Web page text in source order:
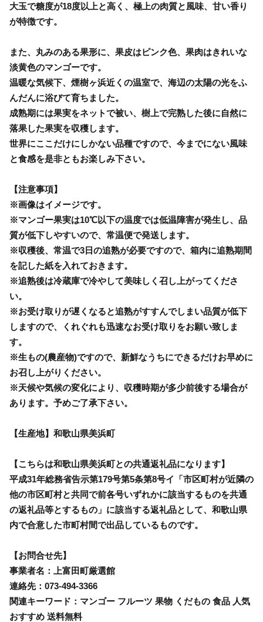
大玉で糖度が18度以上と高く、極上の肉質と風味、甘い香り
が特徴です。
また、丸みのある果形に、果皮はピンク色、果肉はきれいな
淡黄色のマンゴーです。
温暖な気候下、煙樹ヶ浜近くの温室で、海辺の太陽の光をふ
んだんに浴びて育ちました。
成熟期には果実をネットで被い、樹上で完熟した後に自然に
落果した果実を収穫します。
世界にここだけにしかない品種ですので、今までにない風味
と食感を是非ともお楽しみ下さい。
【注意事項】
※画像はイメージです。
※マンゴー果実は10℃以下の温度では低温障害が発生し、品
質が低下しやすいので、常温便で発送します。
※収穫後、常温で3日の追熟が必要ですので、箱内に追熟期間
を記した紙を入れておきます。
※追熟後は冷蔵庫で冷やして美味しく召し上がってくださ
い。
※お受け取りが遅くなると追熟がすすんでしまい品質が低下
しますので、くれぐれも迅速なお受け取りをお願い致しま
す。
※生もの(農産物)ですので、新鮮なうちにできるだけお早めに
お召し上がりください。
※天候や気候の変化により、収穫時期が多少前後する場合が
あります。予めご了承下さい。
【生産地】和歌山県美浜町
【こちらは和歌山県美浜町との共通返礼品になります】
平成31年総務省告示第179号第5条第8号イ「市区町村が近隣の
他の市区町村と共同で前各号いずれかに該当するものを共通
の返礼品等とするもの」に該当する返礼品として、和歌山県
内で合意した市町村間で出品しているものです。
【お問合せ先】
事業者名：上富田町厳選館
連絡先：073-494-3366
関連キーワード：マンゴー フルーツ 果物 くだもの 食品 人気
おすすめ 送料無料